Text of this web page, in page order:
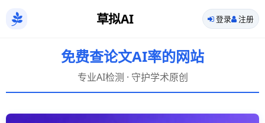
草拟AI 登录 注册
免费查论文AI率的网站
专业AI检测 · 守护学术原创